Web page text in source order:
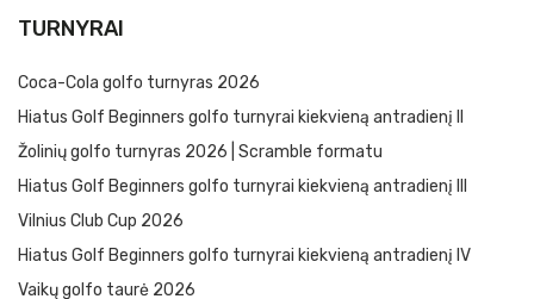
TURNYRAI
Coca-Cola golfo turnyras 2026
Hiatus Golf Beginners golfo turnyrai kiekvieną antradienį II
Žolinių golfo turnyras 2026 | Scramble formatu
Hiatus Golf Beginners golfo turnyrai kiekvieną antradienį III
Vilnius Club Cup 2026
Hiatus Golf Beginners golfo turnyrai kiekvieną antradienį IV
Vaikų golfo taurė 2026